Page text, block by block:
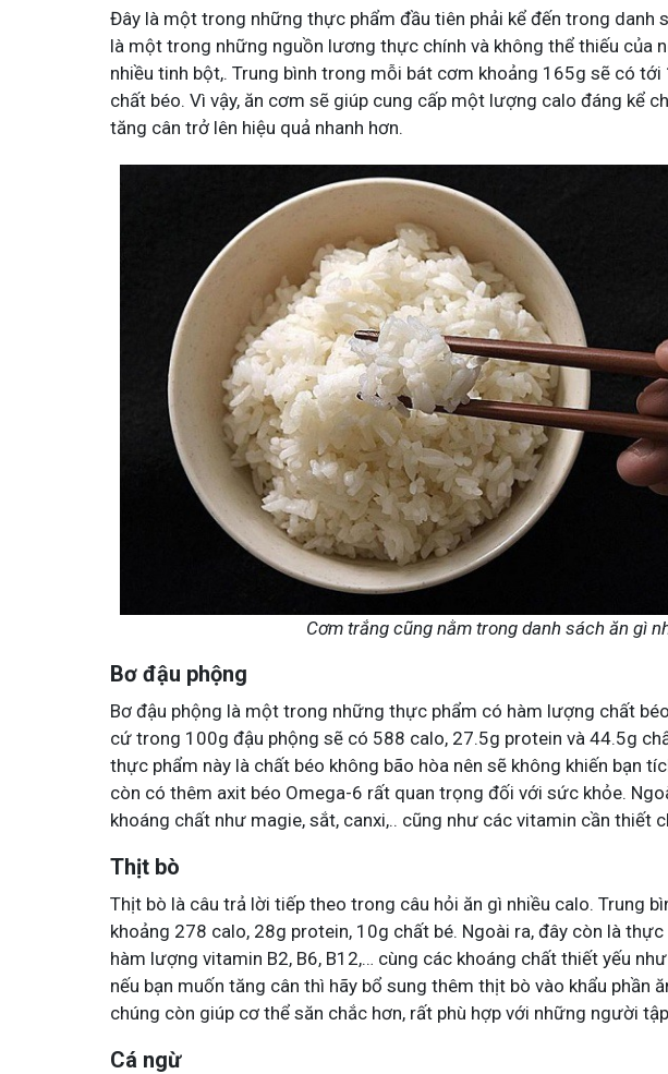
Đây là một trong những thực phẩm đầu tiên phải kể đến trong danh
là một trong những nguồn lương thực chính và không thể thiếu của
nhiều tinh bột,. Trung bình trong mỗi bát cơm khoảng 165g sẽ có
chất béo. Vì vậy, ăn cơm sẽ giúp cung cấp một lượng calo đáng kể
tăng cân trở lên hiệu quả nhanh hơn.
Cơm trắng cũng nằm trong danh sách ăn gì
Bơ đậu phộng
Bơ đậu phộng là một trong những thực phẩm có hàm lượng chất
cứ trong 100g đậu phộng sẽ có 588 calo, 27.5g protein và 44.5g
thực phẩm này là chất béo không bão hòa nên sẽ không khiến bạn
còn có thêm axit béo Omega-6 rất quan trọng đối với sức khỏe.
khoáng chất như magie, sắt, canxi,.. cũng như các vitamin cần thiết
Thịt bò
Thịt bò là câu trả lời tiếp theo trong câu hỏi ăn gì nhiều calo. Trung
khoảng 278 calo, 28g protein, 10g chất bé. Ngoài ra, đây còn là
hàm lượng vitamin B2, B6, B12,… cùng các khoáng chất thiết yếu
nếu bạn muốn tăng cân thì hãy bổ sung thêm thịt bò vào khẩu phần
chúng còn giúp cơ thể săn chắc hơn, rất phù hợp với những người
Cá ngừ
gây khó chịu và ảnh hưởng sinh hoạt.
sẻ cách giảm ngứa, làm dịu da và
Góc nhỏ tôi chia sẻ với bà con về chuyện thuốc Nam, về
tất tần tật kiến thức sức khỏe và cách chăm sóc bản
thân theo YHCT.
Tham gia nhóm
Cộng
Tuấn
động